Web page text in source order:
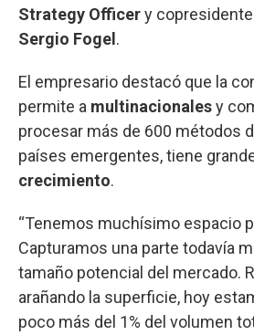
Strategy Officery
Sergio Fogel .
El empresario destacó que la
permite a multinacionalesy
procesar más de 600 métodos
países emergentes, tiene
crecimiento.
“Tenemos muchísimo espacio
Capturamos una parte todavía
tamaño potencial del mercado.
arañando la superficie, hoy
poco más del 1% del volumen